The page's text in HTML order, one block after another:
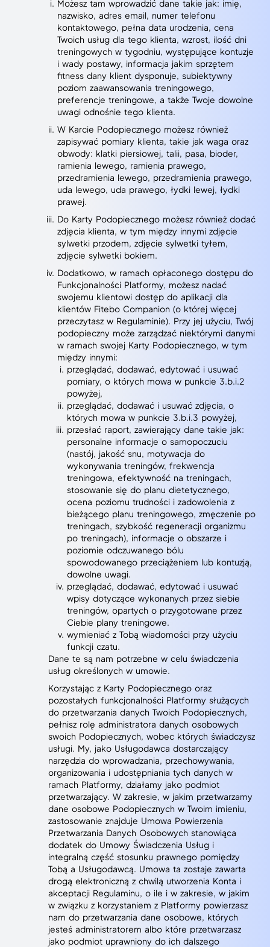
Możesz tam wprowadzić dane takie jak: imię,
nazwisko, adres email, numer telefonu
kontaktowego, pełna data urodzenia, cena
Twoich usług dla tego klienta, wzrost, ilość dni
treningowych w tygodniu, występujące kontuzje
i wady postawy, informacja jakim sprzętem
fitness dany klient dysponuje, subiektywny
poziom zaawansowania treningowego,
preferencje treningowe, a także Twoje dowolne
uwagi odnośnie tego klienta.
W Karcie Podopiecznego możesz również
zapisywać pomiary klienta, takie jak waga oraz
obwody: klatki piersiowej, talii, pasa, bioder,
ramienia lewego, ramienia prawego,
przedramienia lewego, przedramienia prawego,
uda lewego, uda prawego, łydki lewej, łydki
prawej.
Do Karty Podopiecznego możesz również dodać
zdjęcia klienta, w tym między innymi zdjęcie
sylwetki przodem, zdjęcie sylwetki tyłem,
zdjęcie sylwetki bokiem.
Dodatkowo, w ramach opłaconego dostępu do
Funkcjonalności Platformy, możesz nadać
swojemu klientowi dostęp do aplikacji dla
klientów Fitebo Companion (o której więcej
przeczytasz w Regulaminie). Przy jej użyciu, Twój
podopieczny może zarządzać niektórymi danymi
w ramach swojej Karty Podopiecznego, w tym
między innymi:
przeglądać, dodawać, edytować i usuwać
pomiary, o których mowa w punkcie 3.b.i.2
powyżej,
przeglądać, dodawać i usuwać zdjęcia, o
których mowa w punkcie 3.b.i.3 powyżej,
przesłać raport, zawierający dane takie jak:
personalne informacje o samopoczuciu
(nastój, jakość snu, motywacja do
wykonywania treningów, frekwencja
treningowa, efektywność na treningach,
stosowanie się do planu dietetycznego,
ocena poziomu trudności i zadowolenia z
bieżącego planu treningowego, zmęczenie po
treningach, szybkość regeneracji organizmu
po treningach), informacje o obszarze i
poziomie odczuwanego bólu
spowodowanego przeciążeniem lub kontuzją,
dowolne uwagi.
przeglądać, dodawać, edytować i usuwać
wpisy dotyczące wykonanych przez siebie
treningów, opartych o przygotowane przez
Ciebie plany treningowe.
wymieniać z Tobą wiadomości przy użyciu
funkcji czatu.
Dane te są nam potrzebne w celu świadczenia
usług określonych w umowie.
Korzystając z Karty Podopiecznego oraz
pozostałych funkcjonalności Platformy służących
do przetwarzania danych Twoich Podopiecznych,
pełnisz rolę administratora danych osobowych
swoich Podopiecznych, wobec których świadczysz
usługi. My, jako Usługodawca dostarczający
narzędzia do wprowadzania, przechowywania,
organizowania i udostępniania tych danych w
ramach Platformy, działamy jako podmiot
przetwarzający. W zakresie, w jakim przetwarzamy
dane osobowe Podopiecznych w Twoim imieniu,
zastosowanie znajduje Umowa Powierzenia
Przetwarzania Danych Osobowych stanowiąca
dodatek do Umowy Świadczenia Usług i
integralną część stosunku prawnego pomiędzy
Tobą a Usługodawcą. Umowa ta zostaje zawarta
drogą elektroniczną z chwilą utworzenia Konta i
akceptacji Regulaminu, o ile i w zakresie, w jakim
w związku z korzystaniem z Platformy powierzasz
nam do przetwarzania dane osobowe, których
jesteś administratorem albo które przetwarzasz
jako podmiot uprawniony do ich dalszego